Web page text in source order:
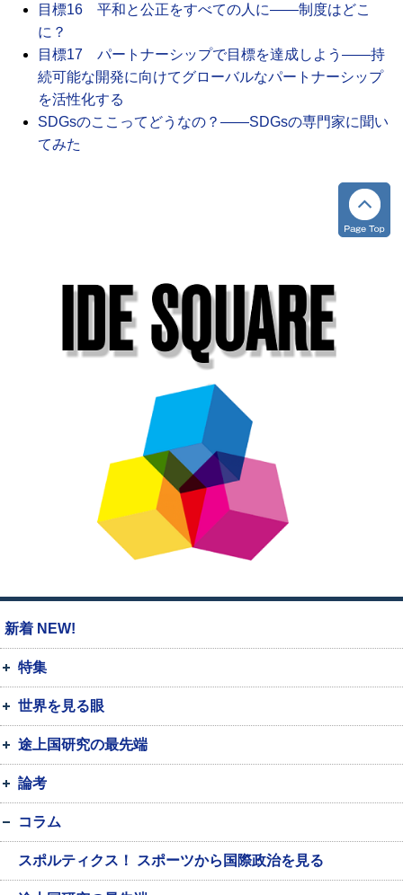
目標16 平和と公正をすべての人に――制度はどこ
に？
目標17 パートナーシップで目標を達成しよう――持
続可能な開発に向けてグローバルなパートナーシップ
を活性化する
SDGsのここってどうなの？――SDGsの専門家に聞い
てみた
新着 NEW!
特集
世界を見る眼
途上国研究の最先端
論考
コラム
スポルティクス！ スポーツから国際政治を見る